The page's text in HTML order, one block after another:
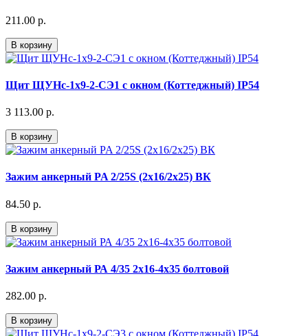
211.00 р.
В корзину
Щит ЩУНс-1х9-2-СЭ1 с окном (Коттеджный) IP54
3 113.00 р.
В корзину
Зажим анкерный PA 2/25S (2х16/2х25) ВК
84.50 р.
В корзину
Зажим анкерный РА 4/35 2х16-4х35 болтовой
282.00 р.
В корзину